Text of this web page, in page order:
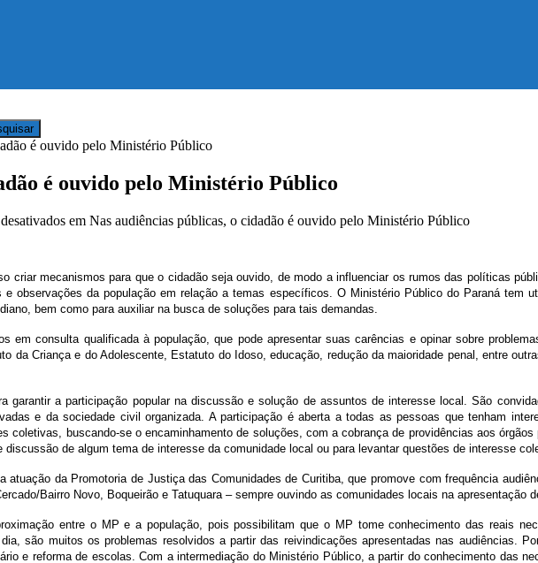
é ouvido pelo Ministério Público
é ouvido pelo Ministério Público
em Nas audiências públicas, o cidadão é ouvido pelo Ministério Público
criar mecanismos para que o cidadão seja ouvido, de modo a influenciar os rumos das políticas
observações da população em relação a temas específicos. O Ministério Público do Paraná tem
bem como para auxiliar na busca de soluções para tais demandas.
em consulta qualificada à população, que pode apresentar suas carências e opinar sobre
da Criança e do Adolescente, Estatuto do Idoso, educação, redução da maioridade penal, entre
garantir a participação popular na discussão e solução de assuntos de interesse local. São
e da sociedade civil organizada. A participação é aberta a todas as pessoas que tenham
coletivas, buscando-se o encaminhamento de soluções, com a cobrança de providências aos
de algum tema de interesse da comunidade local ou para levantar questões de interesse
atuação da Promotoria de Justiça das Comunidades de Curitiba, que promove com frequência
Bairro Novo, Boqueirão e Tatuquara – sempre ouvindo as comunidades locais na apresentação
entre o MP e a população, pois possibilitam que o MP tome conhecimento das reais
são muitos os problemas resolvidos a partir das reivindicações apresentadas nas audiências.
e reforma de escolas. Com a intermediação do Ministério Público, a partir do conhecimento das